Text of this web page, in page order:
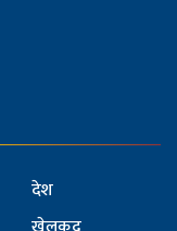
देश